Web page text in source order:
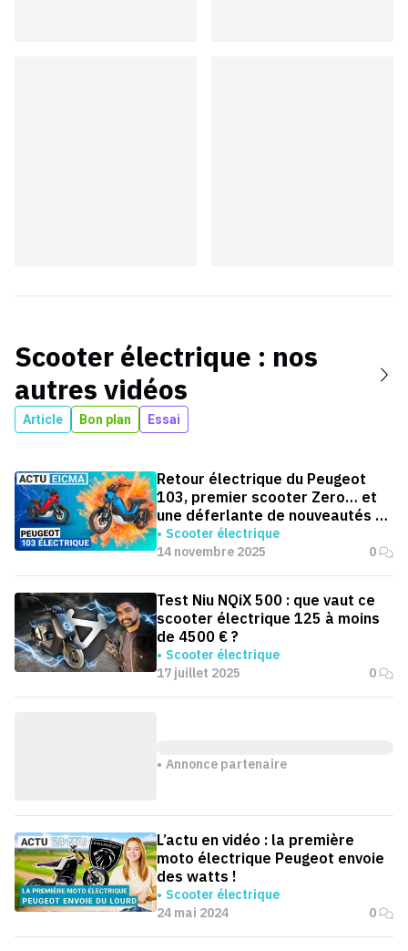
Scooter électrique : nos
autres vidéos
Article Bon plan Essai
Retour électrique du Peugeot
103, premier scooter Zero… et
une déferlante de nouveautés à
EICMA 2025
Scooter électrique
14 novembre 2025
0
Test Niu NQiX 500 : que vaut ce
scooter électrique 125 à moins
de 4500 € ?
Scooter électrique
17 juillet 2025
0
Annonce partenaire
L’actu en vidéo : la première
moto électrique Peugeot envoie
des watts !
Scooter électrique
24 mai 2024
0